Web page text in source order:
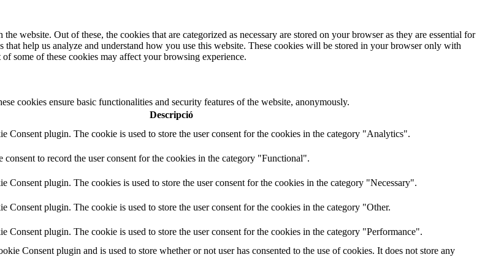
website. Out of these, the cookies that are categorized as necessary are stored on your browser as they are essential for
help us analyze and understand how you use this website. These cookies will be stored in your browser only with
some of these cookies may affect your browsing experience.
cookies ensure basic functionalities and security features of the website, anonymously.
Descripció
Consent plugin. The cookie is used to store the user consent for the cookies in the category "Analytics".
to record the user consent for the cookies in the category "Functional".
Consent plugin. The cookies is used to store the user consent for the cookies in the category "Necessary".
Consent plugin. The cookie is used to store the user consent for the cookies in the category "Other.
Consent plugin. The cookie is used to store the user consent for the cookies in the category "Performance".
Consent plugin and is used to store whether or not user has consented to the use of cookies. It does not store any